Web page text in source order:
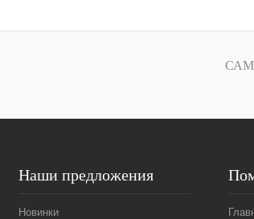
Купить в 1 клик
Наши предложения
Новинки